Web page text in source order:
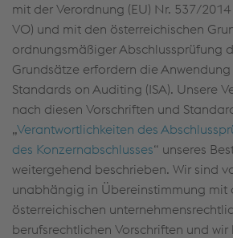
mit der Verordnung (EU) Nr. 537/
VO) und mit den österreichischen
ordnungsmäßiger Abschlussprüfung
Grundsätze erfordern die
Standards on Auditing (ISA). Unsere
nach diesen Vorschriften und
„Verantwortlichkeiten des
des Konzernabschlusses“ unseres
weitergehend beschrieben. Wir sind
unabhängig in Übereinstimmung mit
österreichischen
berufsrechtlichen Vorschriften und wir